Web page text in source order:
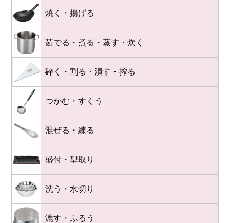
焼く・揚げる
茹でる・煮る・蒸す・炊く
砕く・割る・潰す・搾る
つかむ・すくう
混ぜる・練る
盛付・型取り
洗う・水切り
漉す・ふるう